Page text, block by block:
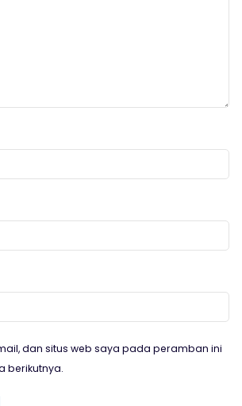
dan situs web saya pada peramban ini
berikutnya.